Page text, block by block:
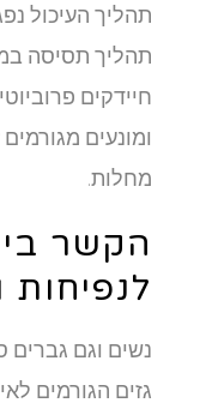
תהליך העיכול
תהליך תסיסה
חיידקים
ומונעים מגורמים
מחלות.
הקשר בין
לנפיחות
נשים וגם גברים
גזים הגורמים לאי